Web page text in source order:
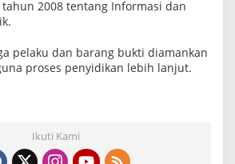
2008 tentang Informasi dan
pelaku dan barang bukti diamankan
proses penyidikan lebih lanjut.
Ikuti Kami